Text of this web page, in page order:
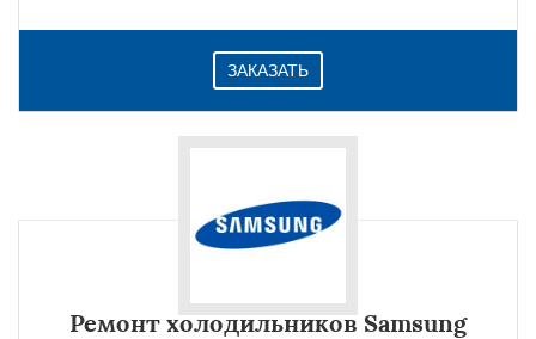
ЗАКАЗАТЬ
Ремонт холодильников Samsung